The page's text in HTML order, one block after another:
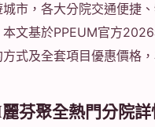
市，各大分院交通便捷
文基於PPEUM官方
式及全套項目優惠價格
芬聚全熱門分院